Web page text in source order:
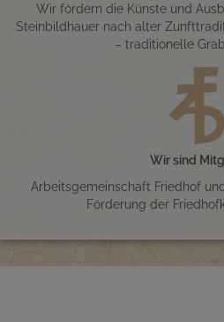
Wir fördern die Künste und
Steinbildhauer nach alter
– traditionelle
Wir sind
Arbeitsgemeinschaft Friedhof
Förderung der